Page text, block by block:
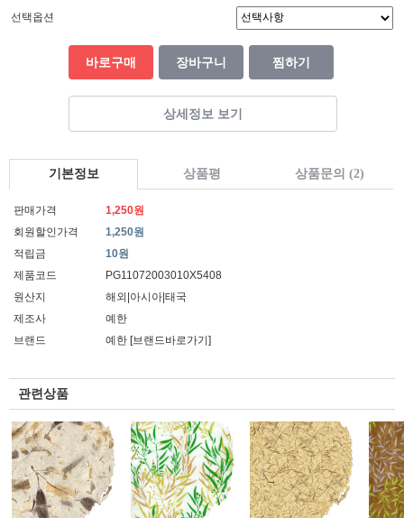
선택옵션
바로구매 장바구니 찜하기
상세정보 보기
기본정보 상품평 상품문의 (2)
판매가격
1,250원
회원할인가격
1,250원
적립금
10원
제품코드
PG11072003010X5408
원산지
해외|아시아|태국
제조사
예한
브랜드
예한 [브랜드바로가기]
관련상품